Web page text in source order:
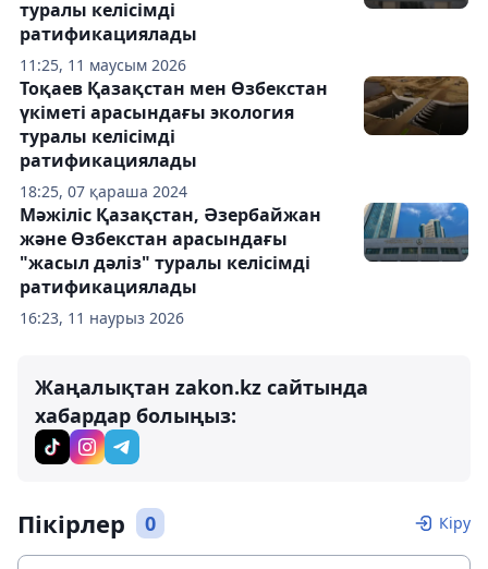
11:25, 11 маусым 2026
туралы келісімді
ратификациялады
18:25, 07 қараша 2024
Тоқаев Қазақстан мен Өзбекстан
үкіметі арасындағы экология
туралы келісімді
ратификациялады
16:23, 11 наурыз 2026
Мәжіліс Қазақстан, Әзербайжан
және Өзбекстан арасындағы
"жасыл дәліз" туралы келісімді
ратификациялады
Жаңалықтан zakon.kz сайтында
хабардар болыңыз:
Пікірлер 0 Кіру